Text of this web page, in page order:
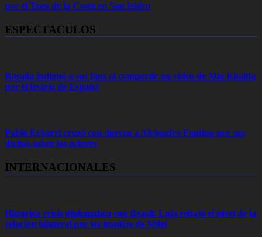
por el Tren de la Costa en San Isidro
ESPECTACULOS
Rosalía indignó a sus fans al compartir un video de Mia Khalifa
por el festejo de España
Pablo Echarri cruzó con dureza a Alejandro Fantino por sus
dichos sobre los actores
INTERNACIONALES
Histórica crisis diplomática con Brasil: Lula rebajó el nivel de la
relación bilateral por los insultos de Milei